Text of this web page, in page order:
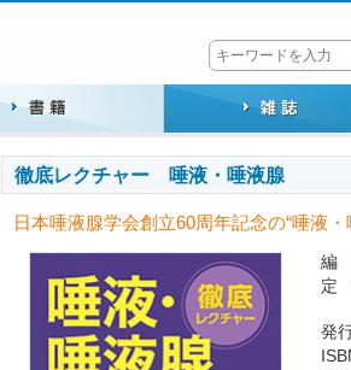
徹底レクチャー 唾液・唾液腺
日本唾液腺学会創立60周年記念の“唾液・
編
定
発